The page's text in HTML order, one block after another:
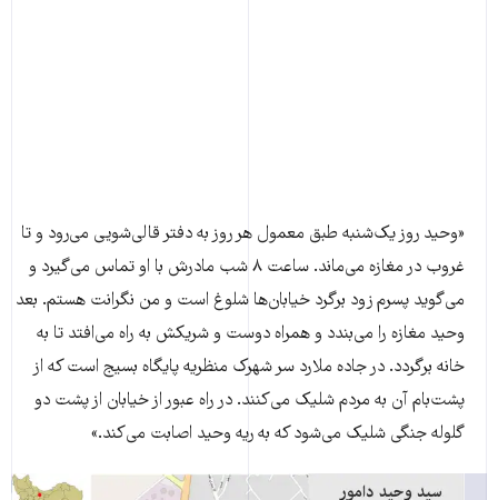
«وحید روز یک‌شنبه طبق معمول هر روز به دفتر قالی‌شویی می‌رود و تا
غروب در مغازه می‌ماند. ساعت ۸ شب مادرش با او تماس می‌گیرد و
می‌گوید پسرم زود برگرد خیابان‌ها شلوغ است و من نگرانت هستم. بعد
وحید مغازه را می‌بندد و ‌همراه دوست و شریکش به راه می‌افتد تا به
خانه برگردد. در جاده ملارد سر شهرک منظریه پایگاه بسیج است که از
پشت‌بام آن به مردم شلیک می‌کنند. در راه عبور از خیابان از پشت دو
گلوله جنگی شلیک می‌شود که به ریه‌ وحید اصابت می‌کند.»